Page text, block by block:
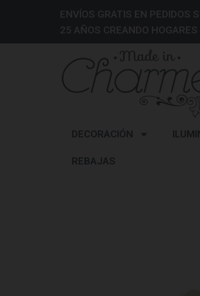
ENVÍOS GRATIS EN PEDIDOS
25 AÑOS CREANDO HOGARES
DECORACIÓN
REBAJAS